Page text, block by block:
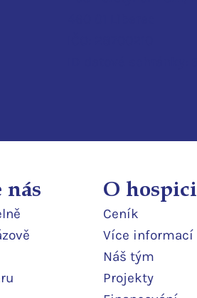
nás O hospici
Ceník
Více informací
Náš tým
Projekty